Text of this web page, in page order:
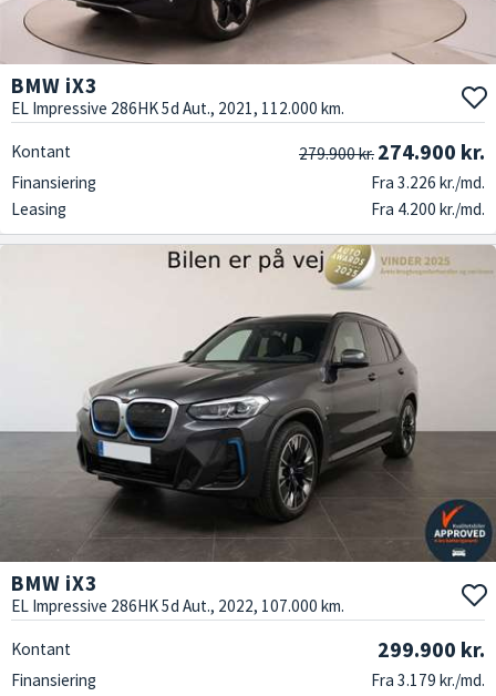
BMW iX3
EL Impressive 286HK 5d Aut., 2021, 112.000 km.
Kontant 279.900 kr. 274.900 kr.
Finansiering
Fra 3.226 kr./md.
Leasing
Fra 4.200 kr./md.
BMW iX3
EL Impressive 286HK 5d Aut., 2022, 107.000 km.
Kontant 299.900 kr.
Finansiering
Fra 3.179 kr./md.